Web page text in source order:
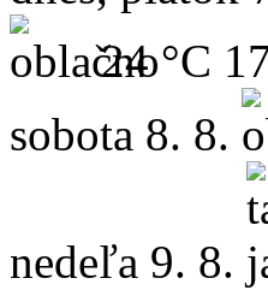
24 °C
sobota 8. 8.
nedeľa 9. 8.